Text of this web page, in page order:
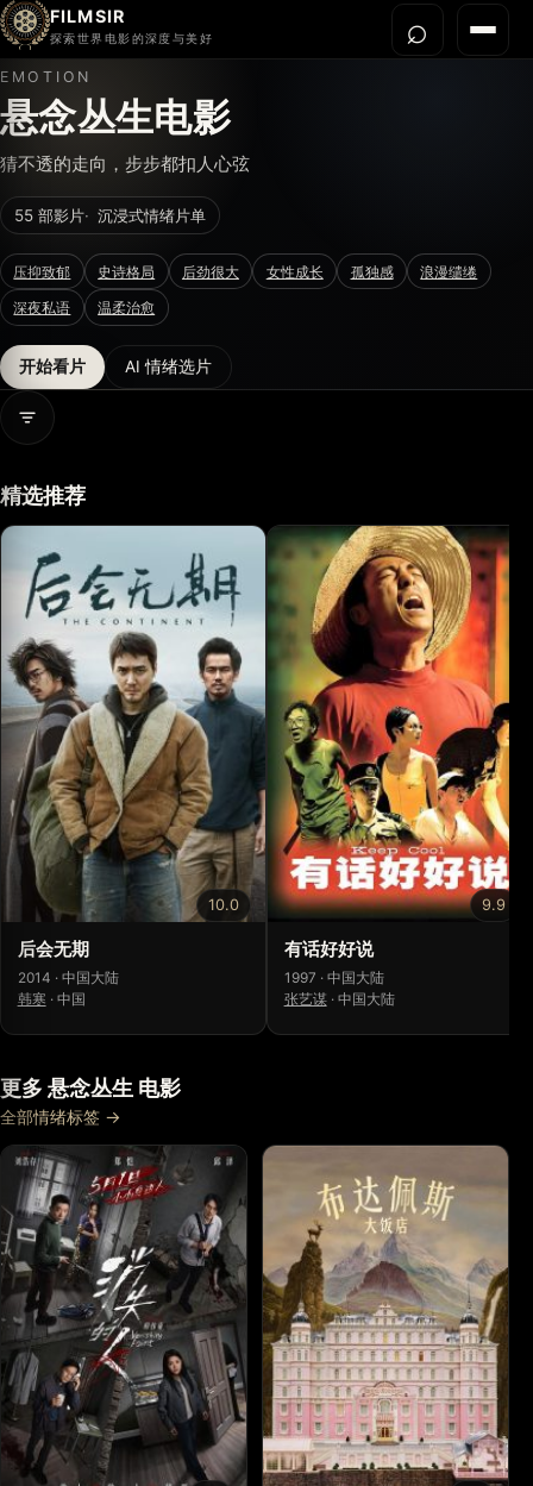
FILMSIR
探索世界电影的深度与美好 菜单
首页
今晚看什么
导演宇宙
影片库
影评与解读
关于我们
⌕打开
EMOTION
悬念丛生电影
猜不透的走向，步步都扣人心弦
55 部影片 沉浸式情绪片单
压抑致郁 史诗格局 后劲很大 女性成长 孤独感 浪漫缱绻
深夜私语 温柔治愈
开始看片 AI 情绪选片
打开情绪信息
精选推荐
10.0
后会无期
2014 · 中国大陆
韩寒 · 中国
9.9
有话好好说
1997 · 中国大陆
张艺谋 · 中国大陆
更多 悬念丛生 电影
全部情绪标签 →